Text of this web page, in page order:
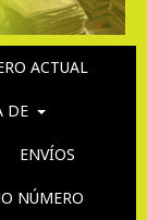
ACTUAL
DE
ENVÍOS
NÚMERO